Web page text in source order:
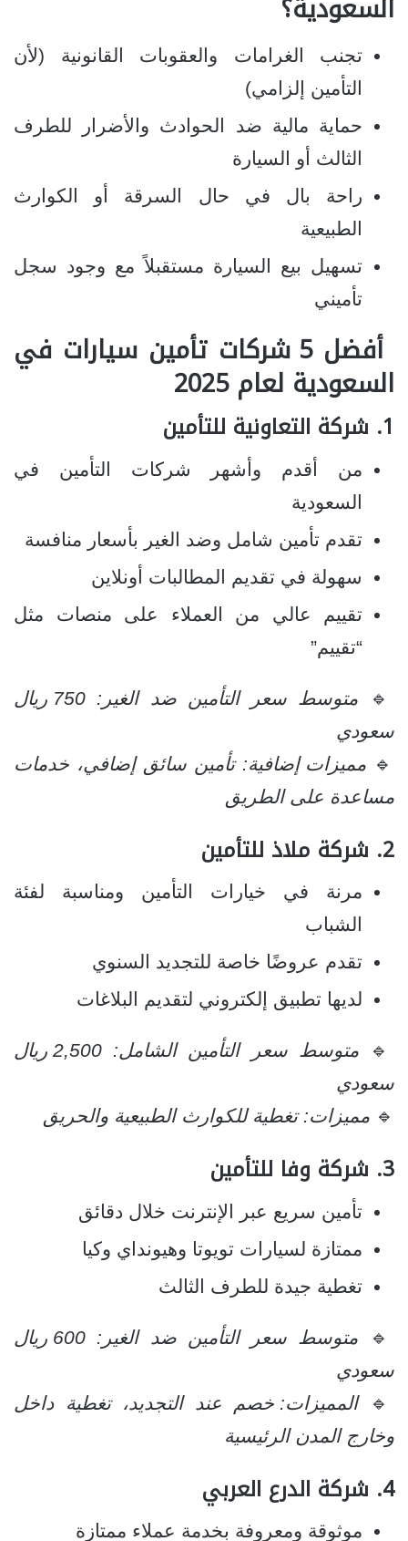
تجنب الغرامات والعقوبات القانونية (لأن
التأمين إلزامي)
حماية مالية ضد الحوادث والأضرار للطرف
الثالث أو السيارة
راحة بال في حال السرقة أو الكوارث
الطبيعية
تسهيل بيع السيارة مستقبلاً مع وجود سجل
تأميني
أفضل 5 شركات تأمين سيارات في
السعودية لعام 2025
1. شركة التعاونية للتأمين
من أقدم وأشهر شركات التأمين في
السعودية
تقدم تأمين شامل وضد الغير بأسعار منافسة
سهولة في تقديم المطالبات أونلاين
تقييم عالي من العملاء على منصات مثل
“تقييم”
🔹
متوسط سعر التأمين ضد الغير: 750 ريال
سعودي
🔹 مميزات إضافية: تأمين سائق إضافي، خدمات
مساعدة على الطريق
2. شركة ملاذ للتأمين
مرنة في خيارات التأمين ومناسبة لفئة
الشباب
تقدم عروضًا خاصة للتجديد السنوي
لديها تطبيق إلكتروني لتقديم البلاغات
🔹
متوسط سعر التأمين الشامل: 2,500 ريال
سعودي
🔹 مميزات: تغطية للكوارث الطبيعية والحريق
3. شركة وفا للتأمين
تأمين سريع عبر الإنترنت خلال دقائق
ممتازة لسيارات تويوتا وهيونداي وكيا
تغطية جيدة للطرف الثالث
🔹
متوسط سعر التأمين ضد الغير: 600 ريال
سعودي
🔹المميزات: خصم عند التجديد، تغطية داخل
وخارج المدن الرئيسية
4. شركة الدرع العربي
موثوقة ومعروفة بخدمة عملاء ممتازة